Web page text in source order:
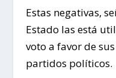
Estas negativas,
Estado las está
voto a favor de
partidos políticos.